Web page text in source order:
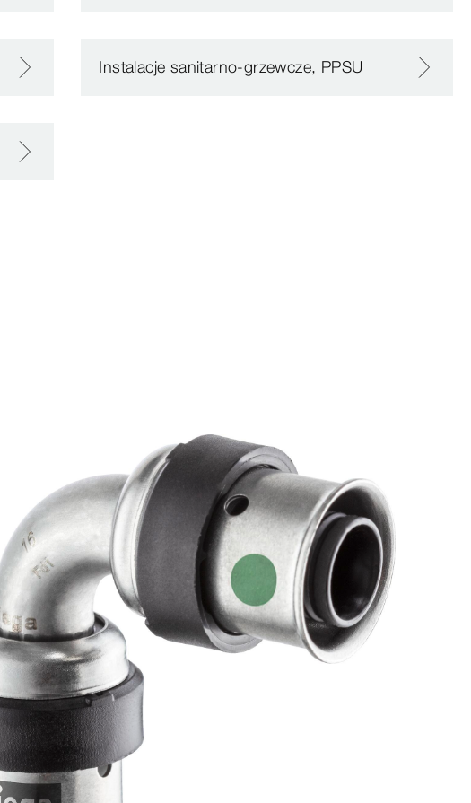
Instalacje sanitarno-grzewcze, PPSU